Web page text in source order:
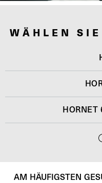
WÄHLEN
HORNET
AM HÄUFIGSTEN